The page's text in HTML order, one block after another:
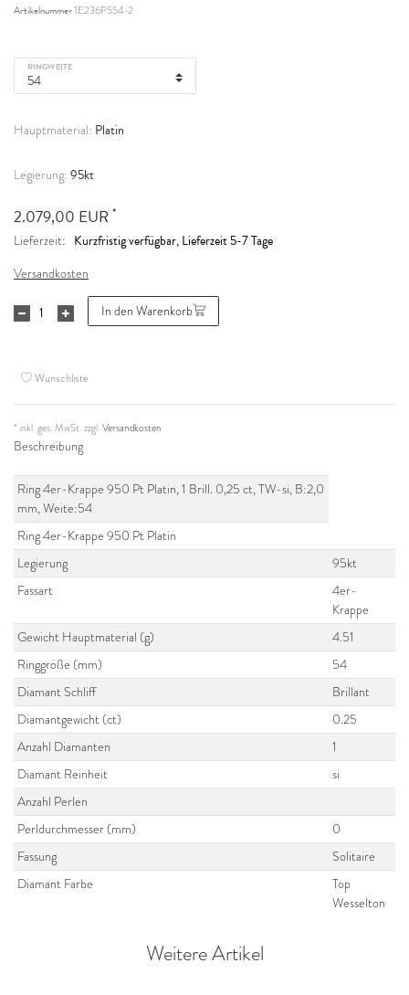
Artikelnummer1E236P554-2
RINGWEITE
Hauptmaterial: Platin
Legierung: 95kt
2.079,00 EUR *
Lieferzeit: Kurzfristig verfügbar, Lieferzeit 5-7 Tage
Versandkosten
In den Warenkorb
Wunschliste
* inkl. ges. MwSt. zzgl.Versandkosten
Beschreibung
Ring 4er-Krappe 950 Pt Platin, 1 Brill. 0,25 ct, TW-si, B:2,0
mm, Weite:54
Ring 4er-Krappe 950 Pt Platin
Legierung
95kt
Fassart
4er-
Krappe
Gewicht Hauptmaterial (g)
4.51
Ringgröße (mm)
54
Diamant Schliff
Brillant
Diamantgewicht (ct)
0.25
Anzahl Diamanten
1
Diamant Reinheit
si
Anzahl Perlen
Perldurchmesser (mm)
0
Fassung
Solitaire
Diamant Farbe
Top
Wesselton
Weitere Artikel